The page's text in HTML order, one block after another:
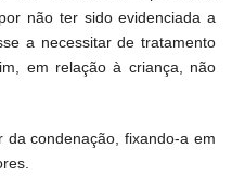
não ter sido evidenciada a
a necessitar de tratamento
em relação à criança, não
condenação, fixando-a em